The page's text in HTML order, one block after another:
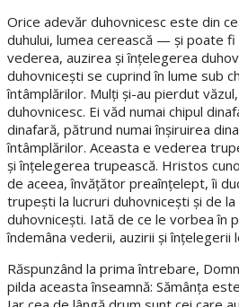
Orice adevăr duhovnicesc este din
duhului, lumea cerească — şi poate fi
vederea, auzirea şi înţelegerea
duhovniceşti se cuprind în lume sub
întâmplărilor. Mulţi şi-au pierdut
duhovnicesc. Ei văd numai chipul
dinafară, pătrund numai înşiruirea
întâmplărilor. Aceasta e vederea
şi înţelegerea trupească. Hristos
de aceea, învăţător preaînţelept, îi
trupeşti la lucruri duhovniceşti şi de
duhovniceşti. Iată de ce le vorbea în
îndemâna vederii, auzirii şi înţelegerii
Răspunzând la prima întrebare,
pilda aceasta înseamnă: Sămânţa